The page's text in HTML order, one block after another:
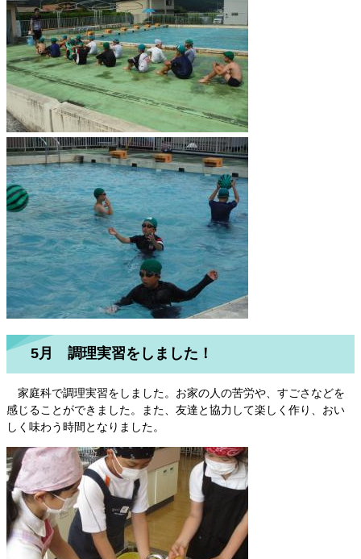
5月 調理実習をしました！
家庭科で調理実習をしました。お家の人の苦労や、すごさなどを
感じることができました。また、友達と協力して楽しく作り、おい
しく味わう時間となりました。